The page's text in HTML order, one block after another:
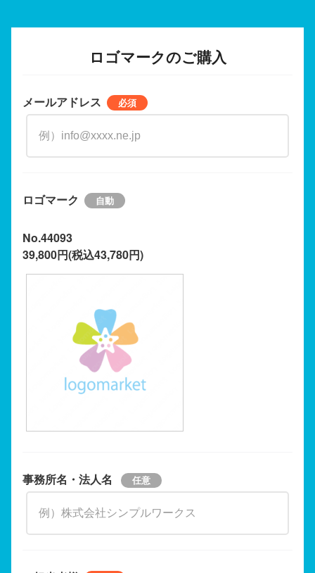
ロゴマークのご購入
メールアドレス
ロゴマーク
No.44093
39,800円(税込43,780円)
事務所名・法人名